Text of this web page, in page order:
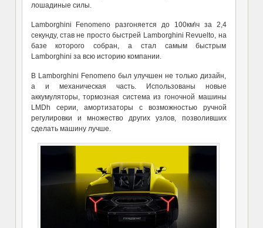
лошадиные силы.
Lamborghini Fenomeno разгоняется до 100км\ч за 2,4
секунду, став не просто быстрей Lamborghini Revuelto, на
базе которого собран, а стал самым быстрым
Lamborghini за всю историю компании.
В Lamborghini Fenomeno был улучшен не только дизайн,
а и механическая часть. Использованы новые
аккумуляторы, тормозная система из гоночной машины
LMDh серии, амортизаторы с возможностью ручной
регулировки и множество других узлов, позволивших
сделать машину лучше.